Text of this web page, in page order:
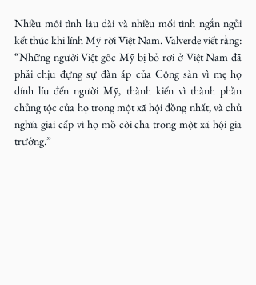
Nhiều mối tình lâu dài và nhiều mối tình ngắn ngủi
kết thúc khi lính Mỹ rời Việt Nam. Valverde viết rằng:
“Những người Việt gốc Mỹ bị bỏ rơi ở Việt Nam đã
phải chịu đựng sự đàn áp của Cộng sản vì mẹ họ
dính líu đến người Mỹ, thành kiến vì thành phần
chủng tộc của họ trong một xã hội đồng nhất, và chủ
nghĩa giai cấp vì họ mồ côi cha trong một xã hội gia
trưởng.”